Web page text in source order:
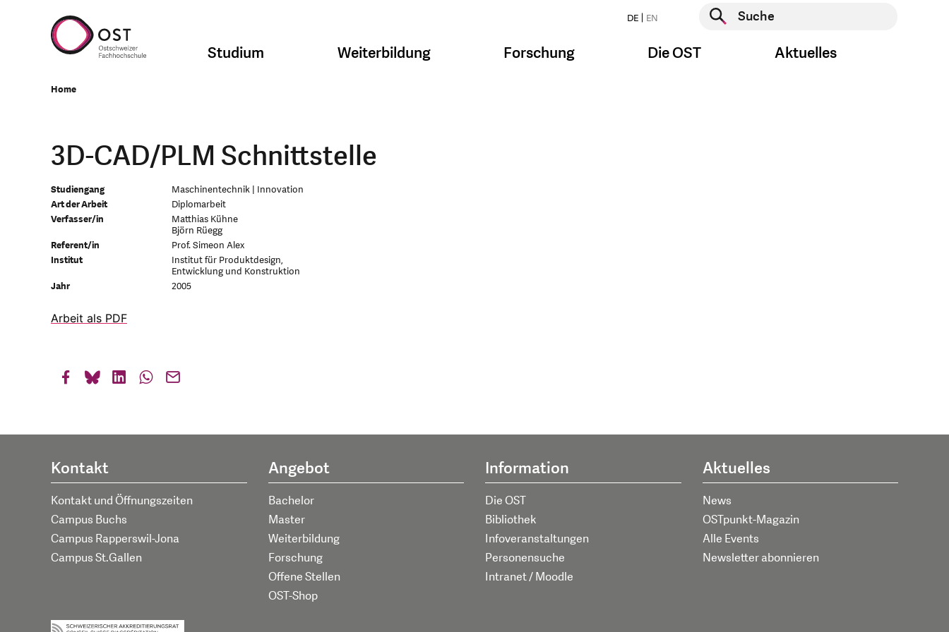
DE EN
Suche starten
Studium Weiterbildung Forschung Die OST Aktuelles
Home
3D-CAD/PLM Schnittstelle
Studiengang
Maschinentechnik | Innovation
Art der Arbeit
Diplomarbeit
Verfasser/in
Matthias Kühne
Björn Rüegg
Referent/in
Prof. Simeon Alex
Institut
Institut für Produktdesign,
Entwicklung und Konstruktion
Jahr
2005
Arbeit als PDF
Kontakt
Kontakt und Öffnungszeiten
Campus Buchs
Campus Rapperswil-Jona
Campus St.Gallen
Angebot
Bachelor
Master
Weiterbildung
Forschung
Offene Stellen
OST-Shop
Information
Die OST
Bibliothek
Infoveranstaltungen
Personensuche
Intranet / Moodle
Aktuelles
News
OSTpunkt-Magazin
Alle Events
Newsletter abonnieren